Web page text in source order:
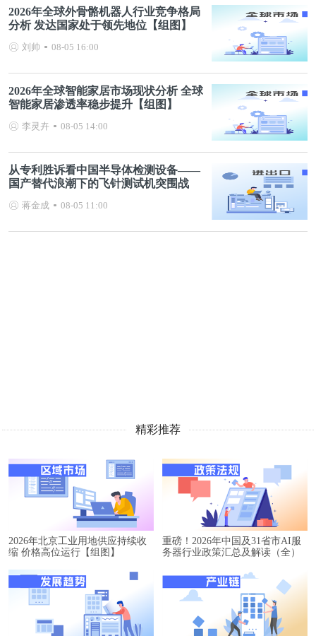
2026年全球外骨骼机器人行业竞争格局
分析 发达国家处于领先地位【组图】
刘帅 08-05 16:00
2026年全球智能家居市场现状分析 全球
智能家居渗透率稳步提升【组图】
李灵卉 08-05 14:00
从专利胜诉看中国半导体检测设备——
国产替代浪潮下的飞针测试机突围战
蒋金成 08-05 11:00
精彩推荐
2026年北京工业用地供应持续收
缩 价格高位运行【组图】
重磅！2026年中国及31省市AI服
务器行业政策汇总及解读（全）